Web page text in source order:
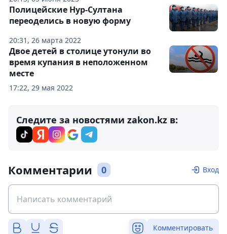
20:31, 26 марта 2022
Полицейские Нур-Султана
переоделись в новую форму
17:22, 29 мая 2022
Двое детей в столице утонули во
время купания в неположенном
месте
Следите за новостями zakon.kz в:
Комментарии 0 Вход
Комментировать